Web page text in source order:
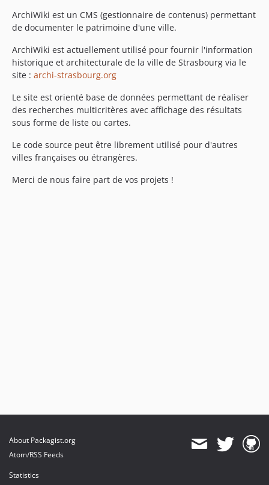
ArchiWiki est un CMS (gestionnaire de contenus) permettant
de documenter le patrimoine d'une ville.
ArchiWiki est actuellement utilisé pour fournir l'information
historique et architecturale de la ville de Strasbourg via le
site : archi-strasbourg.org
Le site est orienté base de données permettant de réaliser
des recherches multicritères avec affichage des résultats
sous forme de liste ou cartes.
Le code source peut être librement utilisé pour d'autres
villes françaises ou étrangères.
Merci de nous faire part de vos projets !
About Packagist.org
Atom/RSS Feeds
Statistics